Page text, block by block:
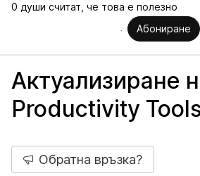
0 души считат, че това е полезно
Абониране
Актуализиране
Productivity
Обратна връзка?